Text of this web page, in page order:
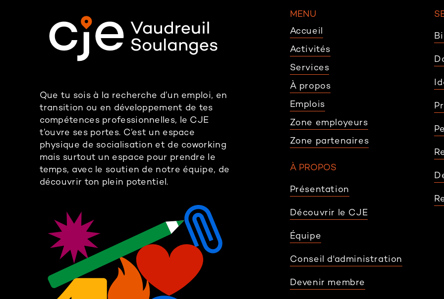
Que tu sois à la recherche d’un emploi, en
transition ou en développement de tes
compétences professionnelles, le CJE
t’ouvre ses portes. C’est un espace
physique de socialisation et de coworking
mais surtout un espace pour prendre le
temps, avec le soutien de notre équipe, de
découvrir ton plein potentiel.
MENU
Accueil
Activités
Services
À propos
Emplois
Zone employeurs
Zone partenaires
À PROPOS
Présentation
Découvrir le CJE
Équipe
Conseil d'administration
Devenir membre